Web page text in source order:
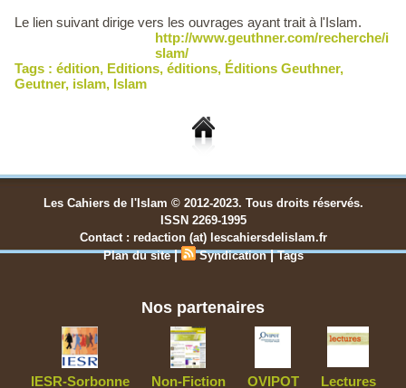
Le lien suivant dirige vers les ouvrages ayant trait à l'Islam.
http://www.geuthner.com/recherche/i
slam/
Tags : édition, Editions, éditions, Éditions Geuthner,
Geutner, islam, Islam
Les Cahiers de l'Islam © 2012-2023. Tous droits réservés.
ISSN 2269-1995
Contact : redaction (at) lescahiersdelislam.fr
Plan du site | Syndication |Tags
Nos partenaires
IESR-Sorbonne Non-Fiction OVIPOT Lectures